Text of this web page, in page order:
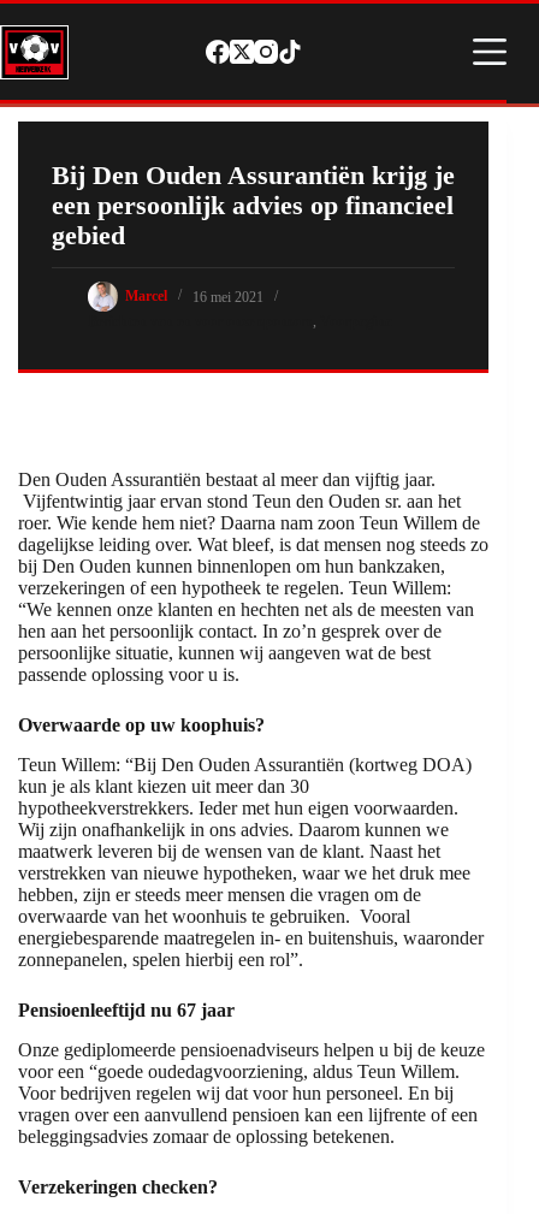
Ga
naar
de
inhoud
Bij Den Ouden Assurantiën krijg je
een persoonlijk advies op financieel
gebied
Marcel
16 mei 2021
,
Den Ouden Assurantiën bestaat al meer dan vijftig jaar.
Vijfentwintig jaar ervan stond Teun den Ouden sr. aan het
roer. Wie kende hem niet? Daarna nam zoon Teun Willem de
dagelijkse leiding over. Wat bleef, is dat mensen nog steeds zo
bij Den Ouden kunnen binnenlopen om hun bankzaken,
verzekeringen of een hypotheek te regelen. Teun Willem:
“We kennen onze klanten en hechten net als de meesten van
hen aan het persoonlijk contact. In zo’n gesprek over de
persoonlijke situatie, kunnen wij aangeven wat de best
passende oplossing voor u is.
Overwaarde op uw koophuis?
Teun Willem: “Bij Den Ouden Assurantiën (kortweg DOA)
kun je als klant kiezen uit meer dan 30
hypotheekverstrekkers. Ieder met hun eigen voorwaarden.
Wij zijn onafhankelijk in ons advies. Daarom kunnen we
maatwerk leveren bij de wensen van de klant. Naast het
verstrekken van nieuwe hypotheken, waar we het druk mee
hebben, zijn er steeds meer mensen die vragen om de
overwaarde van het woonhuis te gebruiken. Vooral
energiebesparende maatregelen in- en buitenshuis, waaronder
zonnepanelen, spelen hierbij een rol”.
Pensioenleeftijd nu 67 jaar
Onze gediplomeerde pensioenadviseurs helpen u bij de keuze
voor een “goede oudedagvoorziening, aldus Teun Willem.
Voor bedrijven regelen wij dat voor hun personeel. En bij
vragen over een aanvullend pensioen kan een lijfrente of een
beleggingsadvies zomaar de oplossing betekenen.
Verzekeringen checken?